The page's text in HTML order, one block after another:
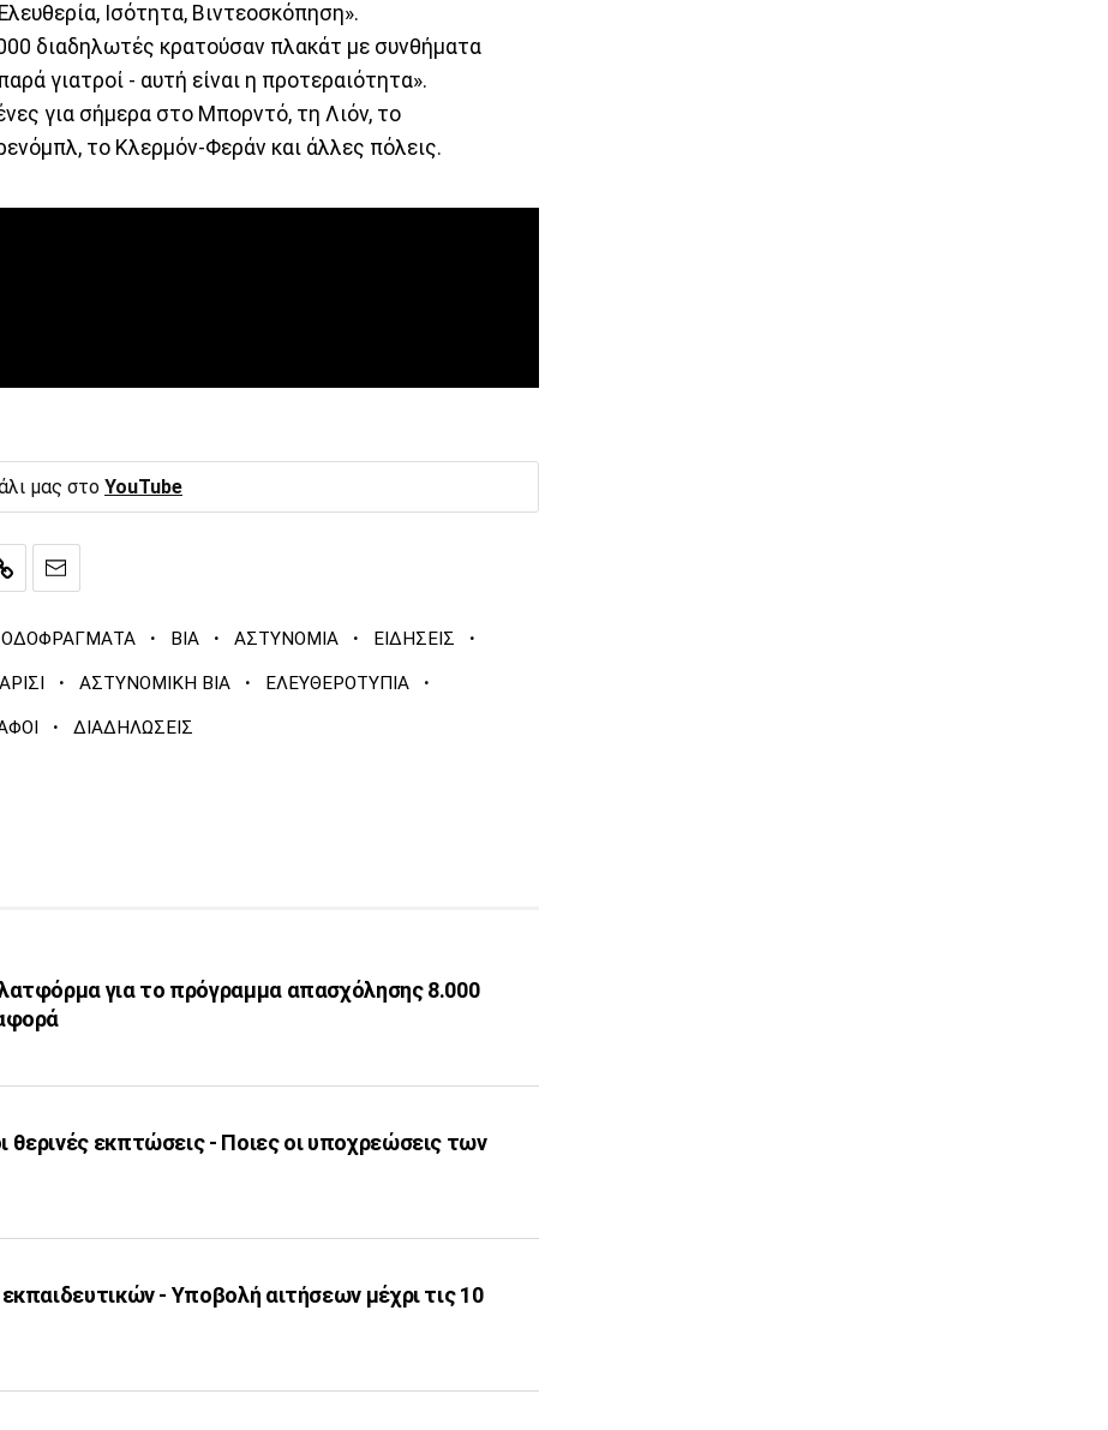
Ισότητα, Βιντεοσκόπηση».
διαδηλωτές κρατούσαν πλακάτ με συνθήματα
γιατροί - αυτή είναι η προτεραιότητα».
για σήμερα στο Μπορντό, τη Λιόν, το
το Κλερμόν-Φεράν και άλλες πόλεις.
μας στο YouTube
ΟΔΟΦΡΑΓΜΑΤΑ · ΒΙΑ · ΑΣΤΥΝΟΜΙΑ · ΕΙΔΗΣΕΙΣ ·
· ΑΣΤΥΝΟΜΙΚΗ ΒΙΑ · ΕΛΕΥΘΕΡΟΤΥΠΙΑ ·
· ΔΙΑΔΗΛΩΣΕΙΣ
για το πρόγραμμα απασχόλησης 8.000
θερινές εκπτώσεις - Ποιες οι υποχρεώσεις των
εκπαιδευτικών - Υποβολή αιτήσεων μέχρι τις 10